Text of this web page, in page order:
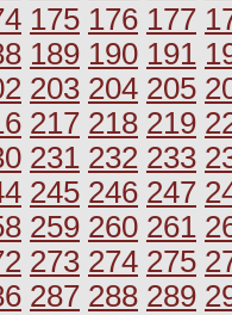
175 176 177
189 190 191
203 204 205
217 218 219
231 232 233
245 246 247
259 260 261
273 274 275
287 288 289